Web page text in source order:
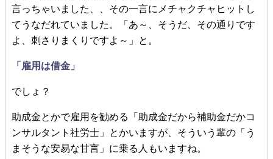
言っちゃいました、、その一言にメチャクチャヒットし
てうなだれていました。「あ～、そうだ、その通りです
よ、刺さりまくりですよ～」と。
「雇用は借金」
でしょ？
助成金とかで雇用を勧める「助成金だから補助金だかコ
ンサルタント社労士」とかいますが、そういう輩の「う
まそうな安易な甘言」に乗る人もいますね。